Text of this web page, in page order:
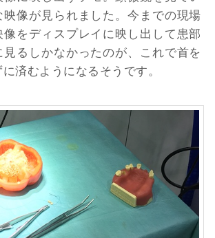
映像が見られました。今までの現場
像をディスプレイに映し出して患部
見るしかなかったのが、これで首を
済むようになるそうです。